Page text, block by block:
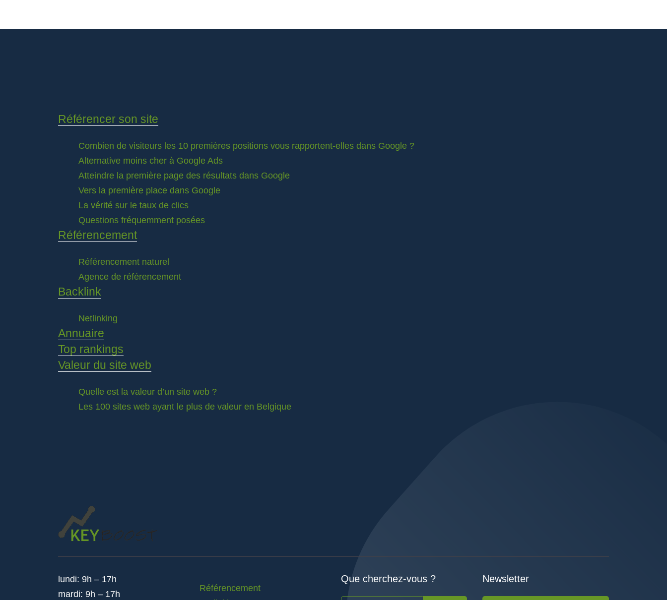
Référencer son site
Combien de visiteurs les 10 premières positions vous rapportent-elles dans Google ?
Alternative moins cher à Google Ads
Atteindre la première page des résultats dans Google
Vers la première place dans Google
La vérité sur le taux de clics
Questions fréquemment posées
Référencement
Référencement naturel
Agence de référencement
Backlink
Netlinking
Annuaire
Top rankings
Valeur du site web
Quelle est la valeur d’un site web ?
Les 100 sites web ayant le plus de valeur en Belgique
lundi: 9h – 17h
mardi: 9h – 17h
Référencement
Que cherchez-vous ? Newsletter